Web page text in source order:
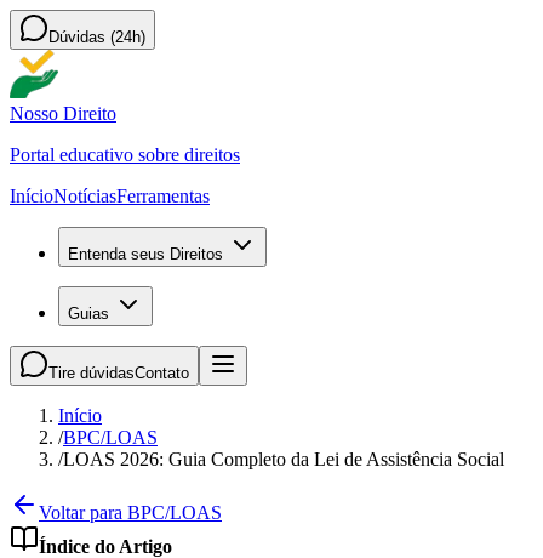
Dúvidas (24h)
Nosso Direito
Portal educativo sobre direitos
InícioNotíciasFerramentas
Entenda seus Direitos
Guias
Tire dúvidasContato
Início
/BPC/LOAS
/LOAS 2026: Guia Completo da Lei de Assistência Social
Voltar para BPC/LOAS
Índice do Artigo